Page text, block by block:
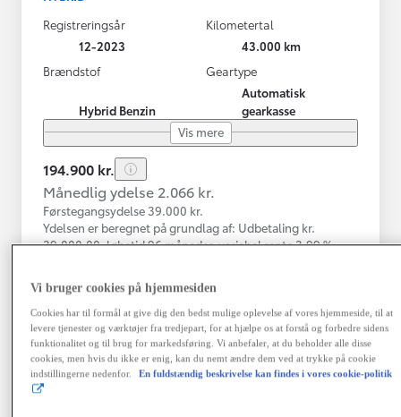
Registreringsår
12-2023
Kilometertal
43.000 km
Brændstof
Hybrid Benzin
Geartype
Automatisk
gearkasse
Vis mere
194.900 kr.
Månedlig ydelse 2.066 kr.
Førstegangsydelse 39.000 kr.
Ydelsen er beregnet på grundlag af: Udbetaling kr.
39.000,00, løbetid 96 måneder, variabel rente 3,99 %,
42.468,64. I alt tilbagebetales kr. 198.368,64. Positiv
kreditgodkendelse og ingen registrering hos RKI
forudsættes. Kaskoforsikring er obligatorisk. Der er
fortrydelsesret på lånet. Ingen løbende mdl. gebyrer ved
betaling via en automatisk betalingstjeneste. Vi tager
forbehold for fejl, prisændringer og renteforhøjelser.
Vi bruger cookies på hjemmesiden
Cookies har til formål at give dig den bedst mulige oplevelse af vores hjemmeside, til at
levere tjenester og værktøjer fra tredjepart, for at hjælpe os at forstå og forbedre sidens
funktionalitet og til brug for markedsføring. Vi anbefaler, at du beholder alle disse
cookies, men hvis du ikke er enig, kan du nemt ændre dem ved at trykke på cookie
indstillingerne nedenfor.
En fuldstændig beskrivelse kan findes i vores cookie-politik